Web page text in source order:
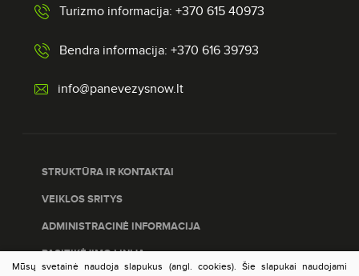
Turizmo informacija: +370 615 40973
Bendra informacija: +370 616 39793
info@panevezysnow.lt
STRUKTŪRA IR KONTAKTAI
VEIKLOS SRITYS
ADMINISTRACINĖ INFORMACIJA
PASITIKĖJIMO LINIJA
Mūsų svetainė naudoja slapukus (angl. cookies). Šie slapukai naudojami